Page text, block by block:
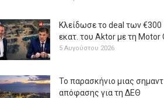
Κλείδωσε το deal των €300
εκατ. του Aktor με τη Μotor
5 Αυγούστου 2026
Το παρασκήνιο μιας
απόφασης για τη ΔΕΘ